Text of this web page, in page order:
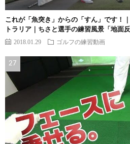
これが「魚突き」からの「すん」です！
トラリア｜ちさと選手の練習風景「地面
2018.01.29 ゴルフの練習動画